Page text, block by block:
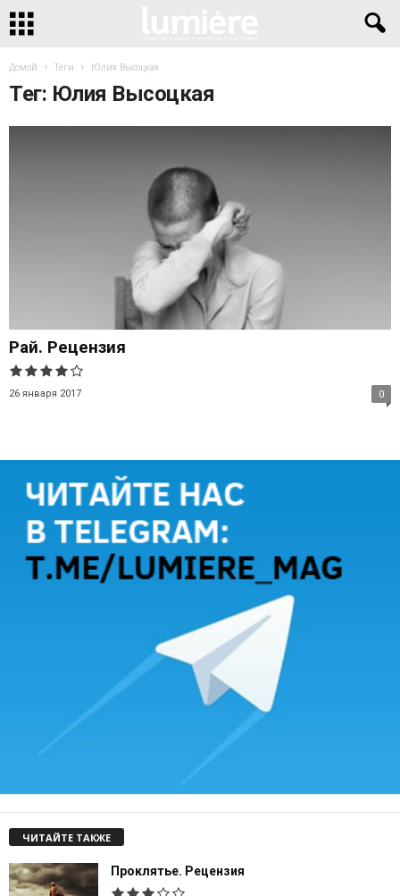
Домой Теги Юлия Высоцкая
Тег: Юлия Высоцкая
Рай. Рецензия
26 января 2017 0
ЧИТАЙТЕ ТАКЖЕ
Проклятье. Рецензия